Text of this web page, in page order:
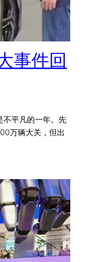
事件回
平凡的一年。先
万辆大关，但出